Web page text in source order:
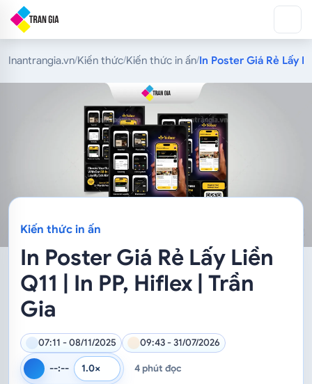
Inantrangia.vn/Kiến thức/Kiến thức in ấn/In Poster Giá Rẻ Lấy
Kiến thức in ấn
In Poster Giá Rẻ Lấy Liền
Q11 | In PP, Hiflex | Trần
Gia
07:11 - 08/11/2025 09:43 - 31/07/2026
4 phút đọc
Đọc bằng giọng mặc định của trình duyệt
--:-- Tốc độ đọc